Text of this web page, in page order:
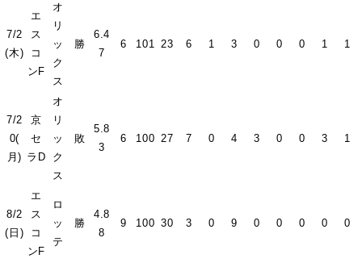
7/2
(木)
エ
ス
コ
ンF
オ
リ
ッ
ク
ス
勝
6.4
7
6 101 23 6 1 3 0 0 0 1 1
7/2
0(
月)
京
セ
ラD
オ
リ
ッ
ク
ス
敗
5.8
3
6 100 27 7 0 4 3 0 0 3 1
8/2
(日)
エ
ス
コ
ンF
ロ
ッ
テ
勝
4.8
8
9 100 30 3 0 9 0 0 0 0 0